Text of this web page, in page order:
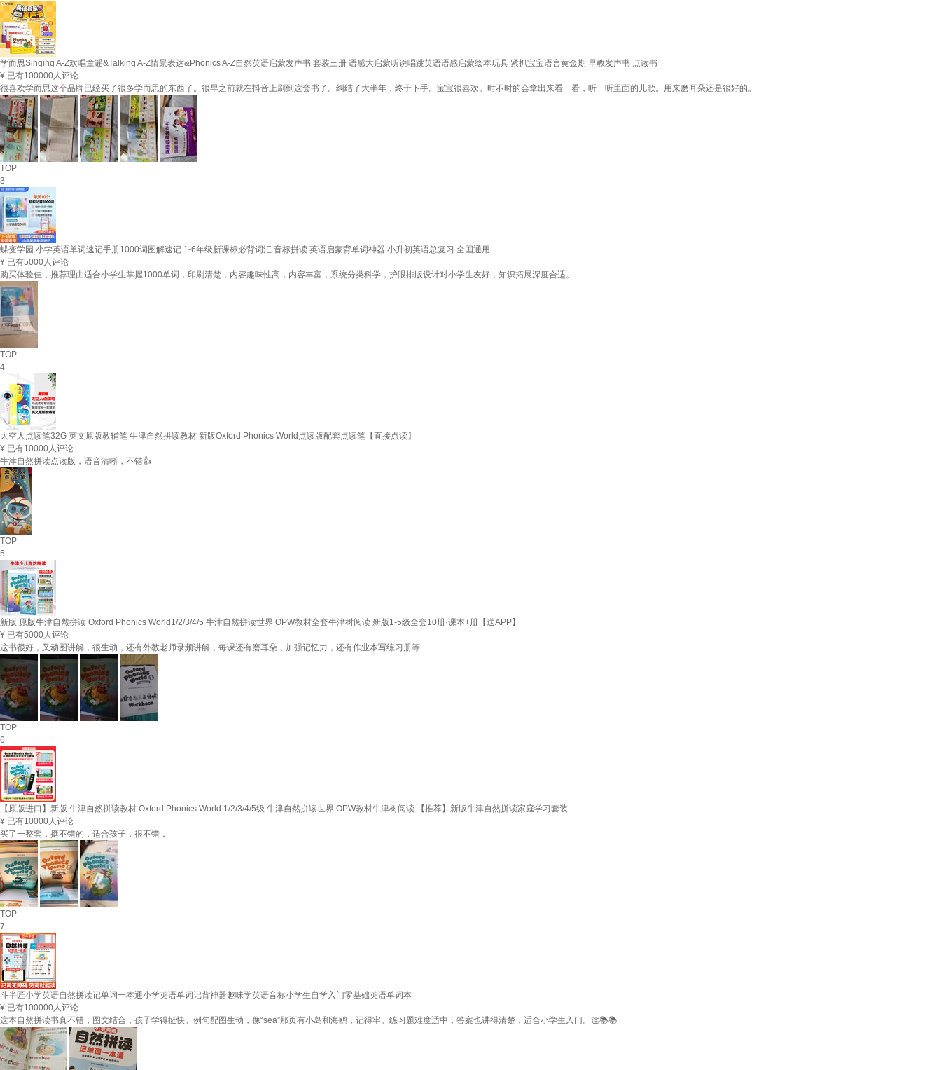
学而思Singing A-Z欢唱童谣&Talking A-Z情景表达&Phonics A-Z自然英语启蒙发声书 套装三册 语感大启蒙听说唱跳英语语感启蒙绘本玩具 紧抓宝宝语言黄金期 早教发声书 点读书
¥ 已有100000人评论
很喜欢学而思这个品牌已经买了很多学而思的东西了。很早之前就在抖音上刷到这套书了。纠结了大半年，终于下手。宝宝很喜欢。时不时的会拿出来看一看，听一听里面的儿歌。用来磨耳朵还是很好的。
TOP
3
蝶变学园 小学英语单词速记手册1000词图解速记 1-6年级新课标必背词汇 音标拼读 英语启蒙背单词神器 小升初英语总复习 全国通用
¥ 已有5000人评论
购买体验佳，推荐理由适合小学生掌握1000单词，印刷清楚，内容趣味性高，内容丰富，系统分类科学，护眼排版设计对小学生友好，知识拓展深度合适。
TOP
4
太空人点读笔32G 英文原版教辅笔 牛津自然拼读教材 新版Oxford Phonics World点读版配套点读笔【直接点读】
¥ 已有10000人评论
牛津自然拼读点读版，语音清晰，不错👍
TOP
5
新版 原版牛津自然拼读 Oxford Phonics World1/2/3/4/5 牛津自然拼读世界 OPW教材全套牛津树阅读 新版1-5级全套10册·课本+册【送APP】
¥ 已有5000人评论
这书很好，又动图讲解，很生动，还有外教老师录频讲解，每课还有磨耳朵，加强记忆力，还有作业本写练习册等
TOP
6
【原版进口】新版 牛津自然拼读教材 Oxford Phonics World 1/2/3/4/5级 牛津自然拼读世界 OPW教材牛津树阅读 【推荐】新版牛津自然拼读家庭学习套装
¥ 已有10000人评论
买了一整套，挺不错的，适合孩子，很不错，
TOP
7
斗半匠小学英语自然拼读记单词一本通小学英语单词记背神器趣味学英语音标小学生自学入门零基础英语单词本
¥ 已有100000人评论
这本自然拼读书真不错，图文结合，孩子学得挺快。例句配图生动，像“sea”那页有小岛和海鸥，记得牢。练习题难度适中，答案也讲得清楚，适合小学生入门。👏📚📚